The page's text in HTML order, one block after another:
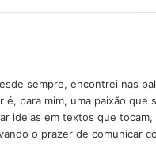
sempre, encontrei nas
é, para mim, uma paixão que
ideias em textos que
o prazer de comunicar